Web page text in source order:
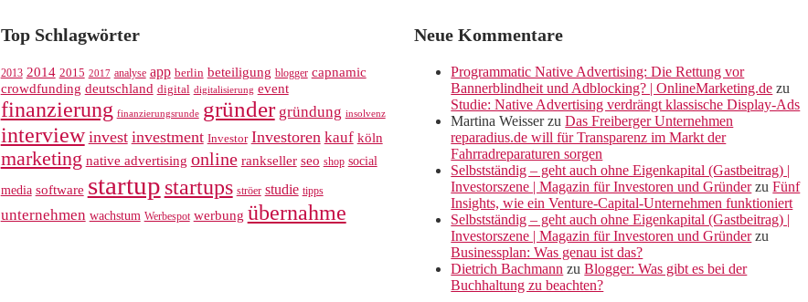
Top Schlagwörter
2013 2014 2015 2017 analyse app berlin beteiligung blogger capnamic
crowdfunding deutschland digital digitalisierung event
finanzierung finanzierungsrunde gründer gründung insolvenz
interview invest investment Investor Investoren kauf köln
marketing native advertising online rankseller seo shop social
media software startup startups ströer studie tipps
unternehmen wachstum Werbespot werbung übernahme
Neue Kommentare
Programmatic Native Advertising: Die Rettung vor
Bannerblindheit und Adblocking? | OnlineMarketing.de zu
Studie: Native Advertising verdrängt klassische Display-Ads
Martina WeisserzuDas Freiberger Unternehmen
reparadius.de will für Transparenz im Markt der
Fahrradreparaturen sorgen
Selbstständig – geht auch ohne Eigenkapital (Gastbeitrag) |
Investorszene | Magazin für Investoren und GründerzuFünf
Insights, wie ein Venture-Capital-Unternehmen funktioniert
Selbstständig – geht auch ohne Eigenkapital (Gastbeitrag) |
Investorszene | Magazin für Investoren und Gründerzu
Businessplan: Was genau ist das?
Dietrich Bachmann zuBlogger: Was gibt es bei der
Buchhaltung zu beachten?